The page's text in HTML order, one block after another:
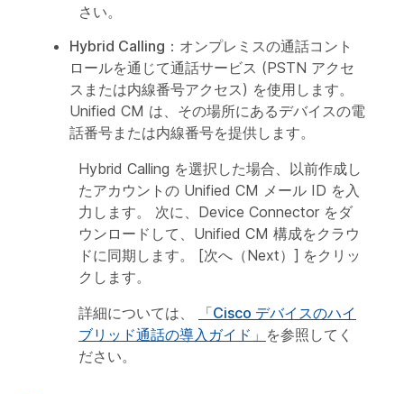
さい。
Hybrid Calling ：オンプレミスの通話コント
ロールを通じて通話サービス (PSTN アクセ
スまたは内線番号アクセス) を使用します。
Unified CM は、その場所にあるデバイスの電
話番号または内線番号を提供します。
Hybrid Calling を選択した場合、以前作成し
たアカウントの Unified CM メール ID を入
力します。 次に、Device Connector をダ
ウンロードして、Unified CM 構成をクラウ
ドに同期します。 [次へ（Next）] をクリッ
クします。
詳細については、
「Cisco デバイスのハイ
ブリッド通話の導入ガイド」 を参照してく
ださい。